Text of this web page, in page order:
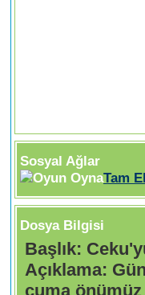
Sosyal Ağlar
Tam
Dosya Bilgisi
Başlık:
Açıklama:
cuma